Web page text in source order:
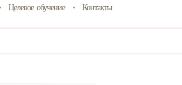
Целевое обучение Контакты